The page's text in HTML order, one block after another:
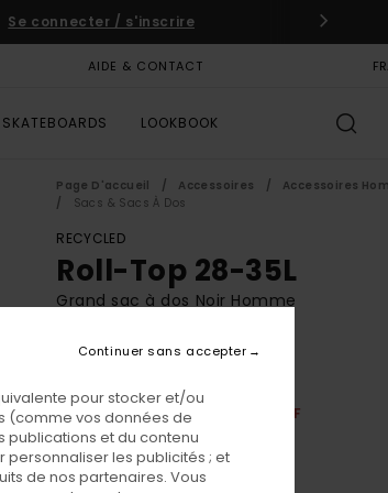
Se connecter / s'inscrire
AIDE & CONTACT
SKATEBOARDS LOOKBOOK
Page D'accueil Accessoires
Accessoires
Sacs & Sacs À Dos
RECYCLED
Roll-Top 28-35L
Grand sac à dos Noir Homme
ECO-BONUS
1 SAC À DOS = 1 PORTE-CLÉS WWF
CouleurFlint Black
pour stocker et/ou
(comme vos données de
publications et du contenu
les publicités ; et
de nos partenaires. Vous
Continuer sans accepter